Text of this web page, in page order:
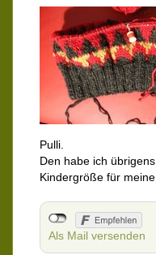
Pulli.
Den habe ich
Kindergröße für
Als Mail versenden